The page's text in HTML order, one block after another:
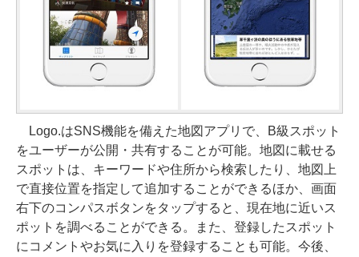
Logo.はSNS機能を備えた地図アプリで、B級スポット
をユーザーが公開・共有することが可能。地図に載せる
スポットは、キーワードや住所から検索したり、地図上
で直接位置を指定して追加することができるほか、画面
右下のコンパスボタンをタップすると、現在地に近いス
ポットを調べることができる。また、登録したスポット
にコメントやお気に入りを登録することも可能。今後、